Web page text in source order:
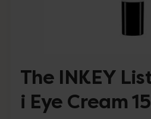
The INKEY
i Eye Cream